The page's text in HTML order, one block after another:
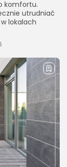
komfortu.
utrudniać
lokalach